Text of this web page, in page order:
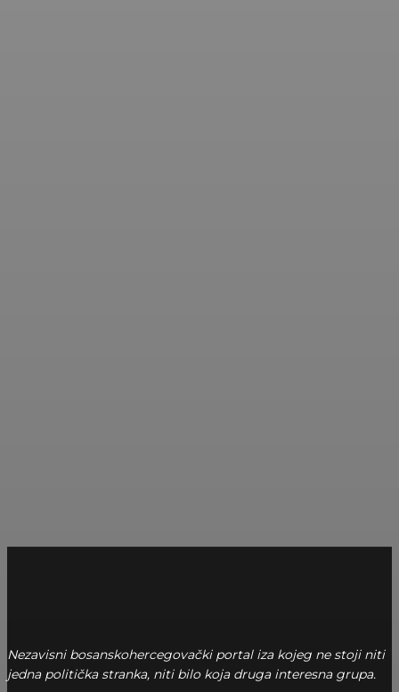
Nezavisni bosanskohercegovački portal iza kojeg ne stoji niti
jedna politička stranka, niti bilo koja druga interesna grupa.